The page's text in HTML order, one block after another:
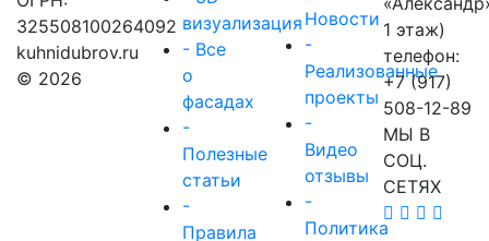
325508100264092
kuhnidubrov.ru
© 2026
визуализация
- Все
о
фасадах
-
Полезные
статьи
-
Правила
Новости
-
Реализованные
проекты
-
Видео
отзывы
-
Политика
1 этаж)
телефон:
+7 (917)
508-12-89
МЫ В
СОЦ.
СЕТЯХ